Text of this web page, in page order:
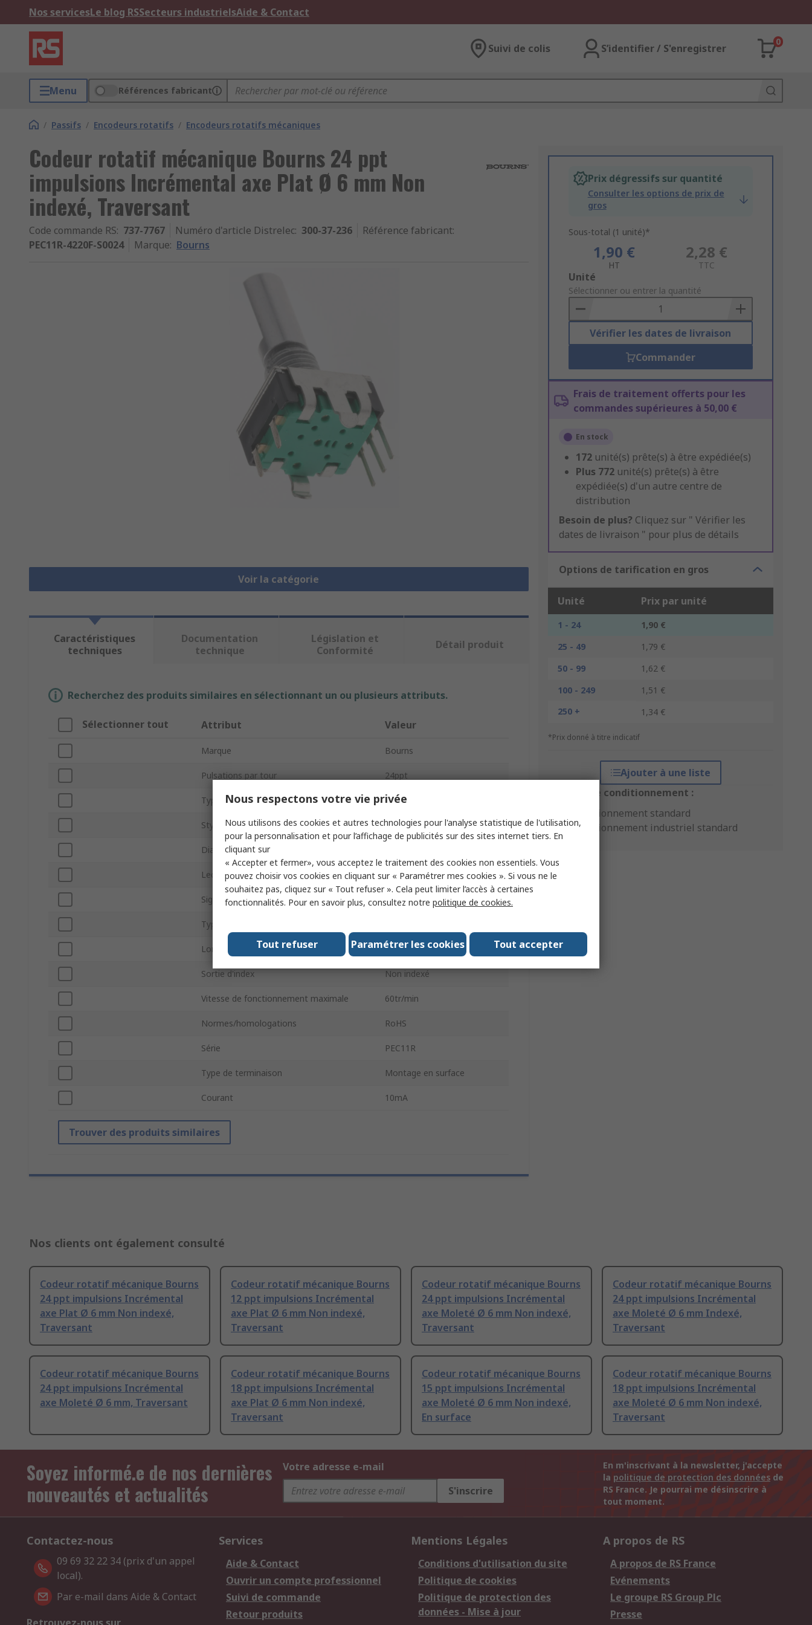
Nos servicesLe blog RSSecteurs industrielsAide & Contact
Suivi de colis S’identifier / S'enregistrer
0
Menu Références fabricant
/ Passifs / Encodeurs rotatifs / Encodeurs rotatifs mécaniques
Codeur rotatif mécanique Bourns 24 ppt
impulsions Incrémental axe Plat Ø 6 mm Non
indexé, Traversant
Code commande RS: 737-7767 Numéro d'article Distrelec: 300-37-236 Référence fabricant:
PEC11R-4220F-S0024
Marque: Bourns
Voir la catégorie
Prix dégressifs sur quantité
Consulter les options de prix de
gros
Sous-total (1 unité)*
1,90 €
HT
2,28 €
TTC
Add
to
Basket
Unité
Sélectionner ou entrer la quantité
Vérifier les dates de livraison
Commander
Frais de traitement offerts pour les
commandes supérieures à 50,00 €
En stock
172 unité(s) prête(s) à être expédiée(s)
Plus 772 unité(s) prête(s) à être
expédiée(s) d'un autre centre de
distribution
Besoin de plus? Cliquez sur " Vérifier les
dates de livraison " pour plus de détails
Options de tarification en gros
Unité Prix par unité
1 - 24
1,90 €
25 - 49
1,79 €
50 - 99
1,62 €
100 - 249
1,51 €
250 +
1,34 €
*Prix donné à titre indicatif
Ajouter à une liste
Options de conditionnement :
Conditionnement standard
Conditionnement industriel standard
Caractéristiques
techniques
Documentation
technique
Législation et
Conformité
Détail produit
Recherchez des produits similaires en sélectionnant un ou plusieurs attributs.
Sélectionner tout Attribut Valeur
Marque Bourns
Pulsations par tour 24ppt
Type de produit Codeur rotatif mécanique
Style de l'axe Plat
Diamètre d'arbre
Lecture d'encodeur Incrémental
Signal d'encodeur Onde carrée numérique
Type de montage
Longueur d'arbre 20mm
Sortie d'index Non indexé
Vitesse de fonctionnement maximale 60tr/min
Normes/homologations RoHS
Série PEC11R
Type de terminaison Montage en surface
Courant 10mA
Trouver des produits similaires
Nos clients ont également consulté
Codeur rotatif mécanique Bourns
24 ppt impulsions Incrémental
axe Plat Ø 6 mm Non indexé,
Traversant
Codeur rotatif mécanique Bourns
12 ppt impulsions Incrémental
axe Plat Ø 6 mm Non indexé,
Traversant
Codeur rotatif mécanique Bourns
24 ppt impulsions Incrémental
axe Moleté Ø 6 mm Non indexé,
Traversant
Codeur rotatif mécanique Bourns
24 ppt impulsions Incrémental
axe Moleté Ø 6 mm Indexé,
Traversant
Codeur rotatif mécanique Bourns
24 ppt impulsions Incrémental
axe Moleté Ø 6 mm, Traversant
Codeur rotatif mécanique Bourns
18 ppt impulsions Incrémental
axe Plat Ø 6 mm Non indexé,
Traversant
Codeur rotatif mécanique Bourns
15 ppt impulsions Incrémental
axe Moleté Ø 6 mm Non indexé,
En surface
Codeur rotatif mécanique Bourns
18 ppt impulsions Incrémental
axe Moleté Ø 6 mm Non indexé,
Traversant
Soyez informé.e de nos dernières
nouveautés et actualités
Votre adresse e-mail
S'inscrire
En m'inscrivant à la newsletter, j'accepte
la politique de protection des données de
RS France. Je pourrai me désinscrire à
tout moment.
Contactez-nous
09 69 32 22 34 (prix d'un appel
local).
Par e-mail dans Aide & Contact
Services
Aide & Contact
Ouvrir un compte professionnel
Suivi de commande
Retour produits
Mentions Légales
Conditions d'utilisation du site
Politique de cookies
Politique de protection des
données - Mise à jour
A propos de RS
A propos de RS France
Evénements
Le groupe RS Group Plc
Presse
Nous respectons votre vie privée
Nous utilisons des cookies et autres technologies pour l'analyse statistique de l'utilisation,
pour la personnalisation et pour l’affichage de publicités sur des sites internet tiers. En
cliquant sur
« Accepter et fermer», vous acceptez le traitement des cookies non essentiels. Vous
pouvez choisir vos cookies en cliquant sur « Paramétrer mes cookies ». Si vous ne le
souhaitez pas, cliquez sur « Tout refuser ». Cela peut limiter l’accès à certaines
fonctionnalités. Pour en savoir plus, consultez notre politique de cookies.
Tout accepter
Paramétrer les cookies
Tout refuser